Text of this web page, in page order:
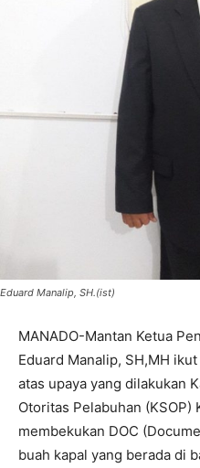
Eduard Manalip, SH.(ist)
MANADO-Mantan Ketua
Eduard Manalip, SH,MH
atas upaya yang dilakukan
Otoritas Pelabuhan (KSOP)
membekukan DOC
buah kapal yang berada di